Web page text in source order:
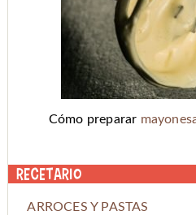
Cómo preparar
Recetario
ARROCES Y PASTAS